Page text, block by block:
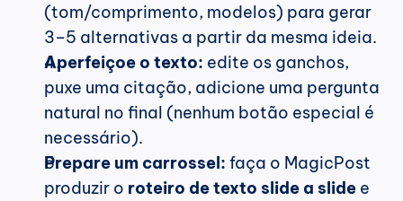
(tom/comprimento, modelos) para gerar
3–5 alternativas a partir da mesma ideia.
Aperfeiçoe o texto: edite os ganchos,
puxe uma citação, adicione uma pergunta
natural no final (nenhum botão especial é
necessário).
Prepare um carrossel: faça o MagicPost
produzir o roteiro de texto slide a slide e